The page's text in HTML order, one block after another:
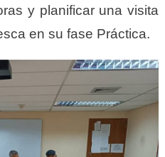
y planificar una visita
en su fase Práctica.